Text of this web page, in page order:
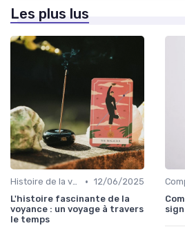
Les plus lus
Histoire de la voyance • 12/06/2025
L'histoire fascinante de la
voyance : un voyage à travers
le temps